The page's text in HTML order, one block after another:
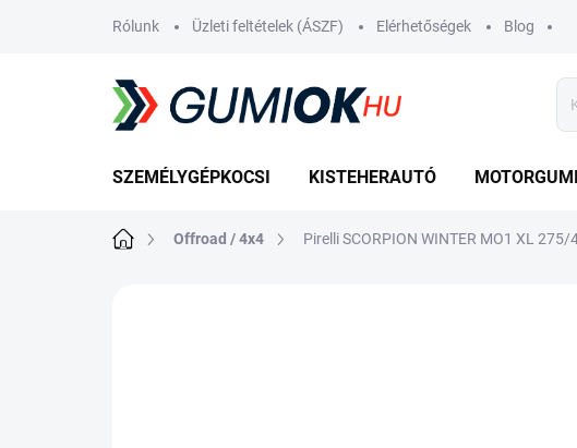
Rólunk Üzleti feltételek (ÁSZF) Elérhetőségek Blog
SZEMÉLYGÉPKOCSI KISTEHERAUTÓ MOTORGUMI
KezdőlapOffroad / 4x4 Pirelli SCORPION WINTER MO1 XL